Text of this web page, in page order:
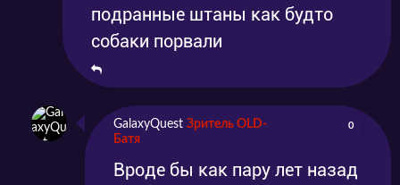
подранные штаны как будто
собаки порвали
GalaxyQuest Зритель OLD-
Батя
0
Вроде бы как пару лет назад